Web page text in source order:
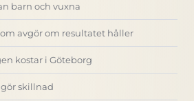
barn och vuxna
avgör om resultatet håller
kostar i Göteborg
skillnad